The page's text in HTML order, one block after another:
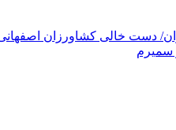
دست خالی کشاورزان
سمیرم